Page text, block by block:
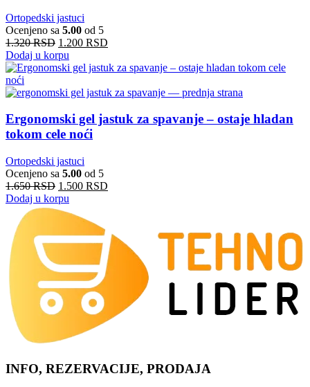
Ortopedski jastuci
Ocenjeno sa 5.00 od 5
1.320RSD 1.200 RSD
Dodaj u korpu
Ergonomski gel jastuk za spavanje – ostaje hladan
tokom cele noći
Ortopedski jastuci
Ocenjeno sa 5.00 od 5
1.650RSD 1.500 RSD
Dodaj u korpu
INFO, REZERVACIJE, PRODAJA